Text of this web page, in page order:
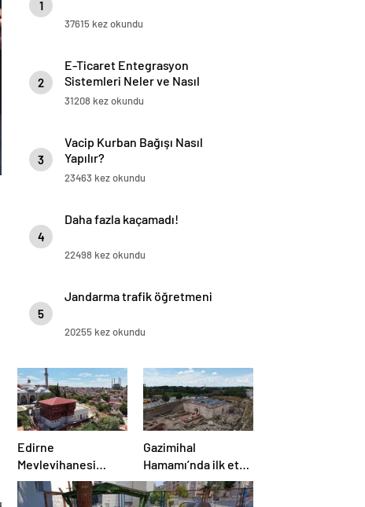
1
37615 kez okundu
2
E-Ticaret Entegrasyon
Sistemleri Neler ve Nasıl
Yapılır?
31208 kez okundu
3
Vacip Kurban Bağışı Nasıl
Yapılır?
23463 kez okundu
4
Daha fazla kaçamadı!
22498 kez okundu
5
Jandarma trafik öğretmeni
20255 kez okundu
Edirne
Mevlevihanesi
‘meclis’
gündeminde
Gazimihal
Hamamı’nda ilk etap
bitti!